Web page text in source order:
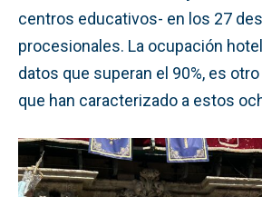
centros educativos- en los 27
procesionales. La ocupación
datos que superan el 90%, es
que han caracterizado a estos